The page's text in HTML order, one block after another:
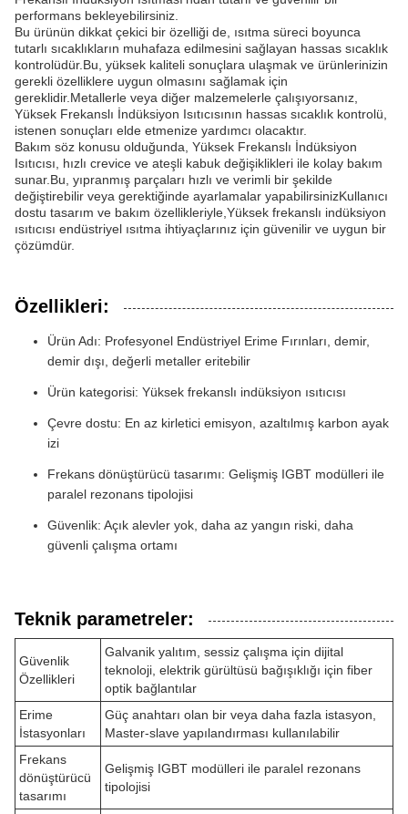
performans bekleyebilirsiniz.
Bu ürünün dikkat çekici bir özelliği de, ısıtma süreci boyunca
tutarlı sıcaklıkların muhafaza edilmesini sağlayan hassas sıcaklık
kontrolüdür.Bu, yüksek kaliteli sonuçlara ulaşmak ve ürünlerinizin
gerekli özelliklere uygun olmasını sağlamak için
gereklidir.Metallerle veya diğer malzemelerle çalışıyorsanız,
Yüksek Frekanslı İndüksiyon Isıtıcısının hassas sıcaklık kontrolü,
istenen sonuçları elde etmenize yardımcı olacaktır.
Bakım söz konusu olduğunda, Yüksek Frekanslı İndüksiyon
Isıtıcısı, hızlı crevice ve ateşli kabuk değişiklikleri ile kolay bakım
sunar.Bu, yıpranmış parçaları hızlı ve verimli bir şekilde
değiştirebilir veya gerektiğinde ayarlamalar yapabilirsinizKullanıcı
dostu tasarım ve bakım özellikleriyle,Yüksek frekanslı indüksiyon
ısıtıcısı endüstriyel ısıtma ihtiyaçlarınız için güvenilir ve uygun bir
çözümdür.
Özellikleri:
Ürün Adı: Profesyonel Endüstriyel Erime Fırınları, demir,
demir dışı, değerli metaller eritebilir
Ürün kategorisi: Yüksek frekanslı indüksiyon ısıtıcısı
Çevre dostu: En az kirletici emisyon, azaltılmış karbon ayak
izi
Frekans dönüştürücü tasarımı: Gelişmiş IGBT modülleri ile
paralel rezonans tipolojisi
Güvenlik: Açık alevler yok, daha az yangın riski, daha
güvenli çalışma ortamı
Teknik parametreler:
Güvenlik
Özellikleri
Galvanik yalıtım, sessiz çalışma için dijital
teknoloji, elektrik gürültüsü bağışıklığı için fiber
optik bağlantılar
Erime
İstasyonları
Güç anahtarı olan bir veya daha fazla istasyon,
Master-slave yapılandırması kullanılabilir
Frekans
dönüştürücü
tasarımı
Gelişmiş IGBT modülleri ile paralel rezonans
tipolojisi